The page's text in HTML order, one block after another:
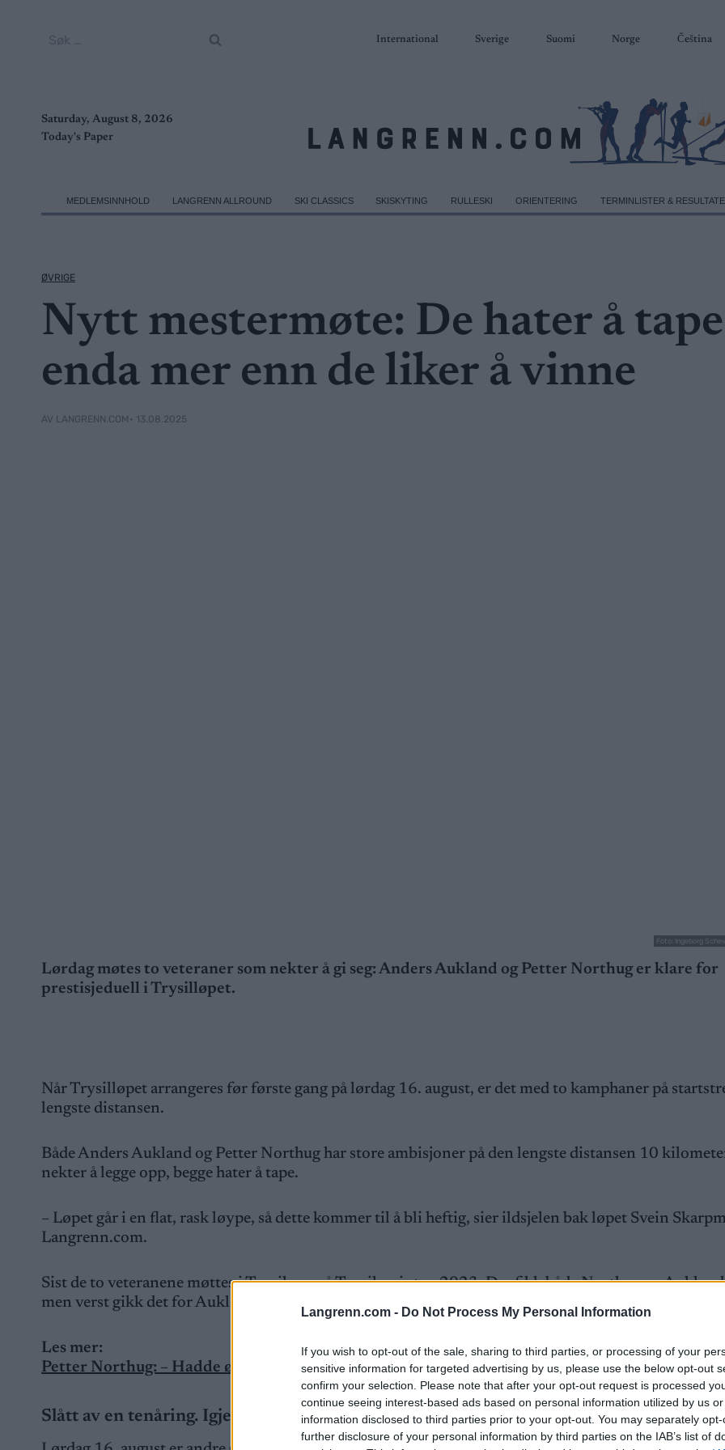
Langrenn.com - Do Not Process My Personal Information
If you wish to opt-out of the sale, sharing to third parties, or processing of your
sensitive information for targeted advertising by us, please use the below opt-out
confirm your selection. Please note that after your opt-out request is processed
continue seeing interest-based ads based on personal information utilized by us
information disclosed to third parties prior to your opt-out. You may separately
further disclosure of your personal information by third parties on the IAB’s list of
International Sverige Suomi Norge Čeština
Saturday, August 8, 2026
Today's Paper
MEDLEMSINNHOLD LANGRENN ALLROUND SKI CLASSICS SKISKYTING RULLESKI ORIENTERING TERMINLISTER &
ØVRIGE
Nytt mestermøte: De hater å tape
enda mer enn de liker å vinne
AV LANGRENN.COM • 13.08.2025
Foto: Ingeborg
Lørdag møtes to veteraner som nekter å gi seg: Anders Aukland og Petter Northug er klare for
prestisjeduell i Trysilløpet.
Når Trysilløpet arrangeres før første gang på lørdag 16. august, er det med to kamphaner på
lengste distansen.
Både Anders Aukland og Petter Northug har store ambisjoner på den lengste distansen 10
nekter å legge opp, begge hater å tape.
– Løpet går i en flat, rask løype, så dette kommer til å bli heftig, sier ildsjelen bak løpet Svein
Langrenn.com.
Sist de to veteranene møttes i Trysil var på Trysilsprinten 2023. Der fikk både Northug og
men verst gikk det for Aukland.
Les mer:
Petter Northug: – Hadde ødelagt dem om jeg hadde gått «all in»
Slått av en tenåring. Igjen